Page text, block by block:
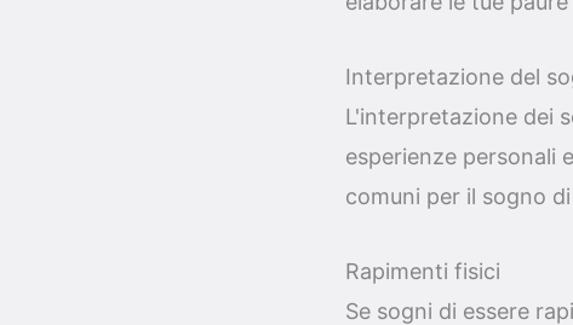
Interpretazione del
L'interpretazione dei
esperienze personali
comuni per il sogno
Rapimenti fisici
Se sogni di essere